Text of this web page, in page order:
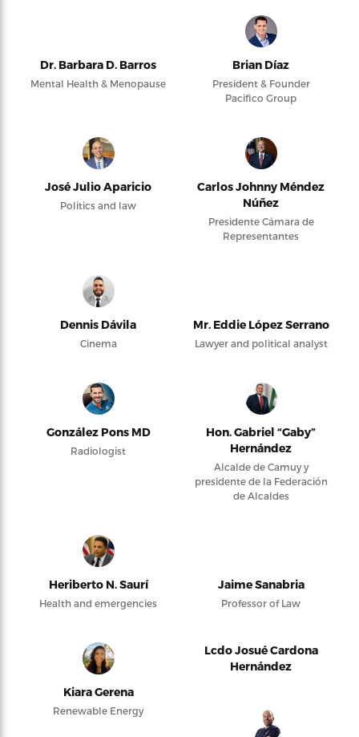
Dr. Barbara D. Barros
Mental Health & Menopause
Brian Díaz
President & Founder
Pacifico Group
José Julio Aparicio
Politics and law
Carlos Johnny Méndez
Núñez
Presidente Cámara de
Representantes
Dennis Dávila
Cinema
Mr. Eddie López Serrano
Lawyer and political analyst
González Pons MD
Radiologist
Hon. Gabriel “Gaby”
Hernández
Alcalde de Camuy y
presidente de la Federación
de Alcaldes
Heriberto N. Saurí
Health and emergencies
Jaime Sanabria
Professor of Law
Kiara Gerena
Renewable Energy
Lcdo Josué Cardona
Hernández